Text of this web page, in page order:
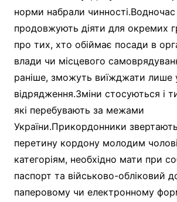
норми набрали
продовжують діяти для окремих
про тих, хто обіймає посади в
влади чи місцевого
раніше, зможуть виїжджати лише
відрядження.Зміни стосуються і
які перебувають за межами
України.Прикордонники
перетину кордону молодим
категоріям, необхідно мати при
паспорт та військово-обліковий
паперовому чи електронному